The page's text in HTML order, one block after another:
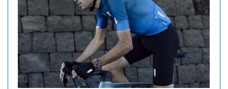
NEWSLETTER